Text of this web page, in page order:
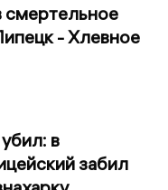
смертельное
- Хлевное
в
забил